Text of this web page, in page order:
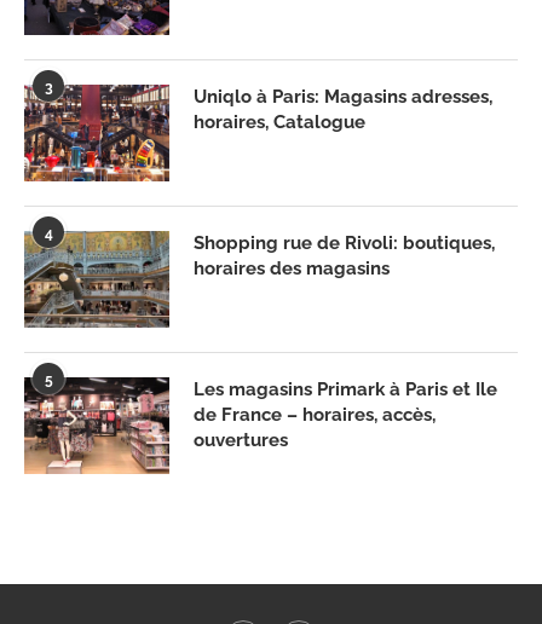
3
Uniqlo à Paris: Magasins adresses,
horaires, Catalogue
4
Shopping rue de Rivoli: boutiques,
horaires des magasins
5
Les magasins Primark à Paris et Ile
de France – horaires, accès,
ouvertures